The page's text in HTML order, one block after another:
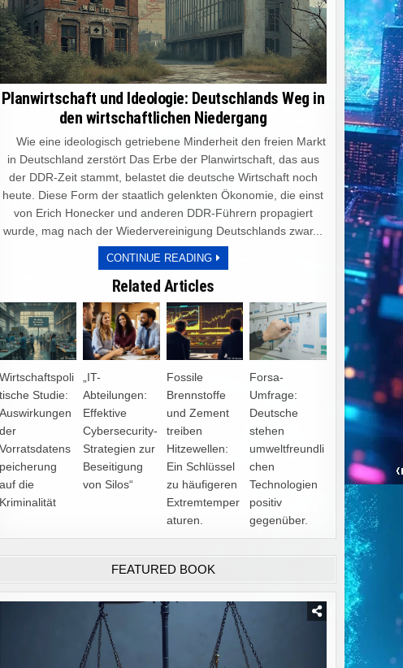
Planwirtschaft und Ideologie: Deutschlands Weg in
den wirtschaftlichen Niedergang
Wie eine ideologisch getriebene Minderheit den freien Markt
in Deutschland zerstört Das Erbe der Planwirtschaft, das aus
der DDR-Zeit stammt, belastet die deutsche Wirtschaft noch
heute. Diese Form der staatlich gelenkten Ökonomie, die einst
von Erich Honecker und anderen DDR-Führern propagiert
wurde, mag nach der Wiedervereinigung Deutschlands zwar...
CONTINUE READINGPLANWIRTSCHAFT
UND
DEUTSCHLANDS
DEN
WIRTSCHAFTLICHEN
NIEDERGANG
Related Articles
Wirtschaftspoli
tische Studie:
Auswirkungen
der
Vorratsdatens
peicherung
auf die
Kriminalität
„IT-
Abteilungen:
Effektive
Cybersecurity-
Strategien zur
Beseitigung
von Silos“
Fossile
Brennstoffe
und Zement
treiben
Hitzewellen:
Ein Schlüssel
zu häufigeren
Extremtemper
aturen.
Forsa-
Umfrage:
Deutsche
stehen
umweltfreundli
chen
Technologien
positiv
gegenüber.
FEATURED BOOK